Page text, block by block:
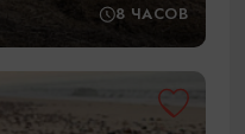
8 ЧАСОВ